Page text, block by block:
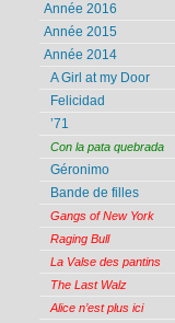
Année 2016
Année 2015
Année 2014
A Girl at my Door
Felicidad
’71
Con la pata quebrada
Géronimo
Bande de filles
Gangs of New York
Raging Bull
La Valse des pantins
The Last Walz
Alice n’est plus ici